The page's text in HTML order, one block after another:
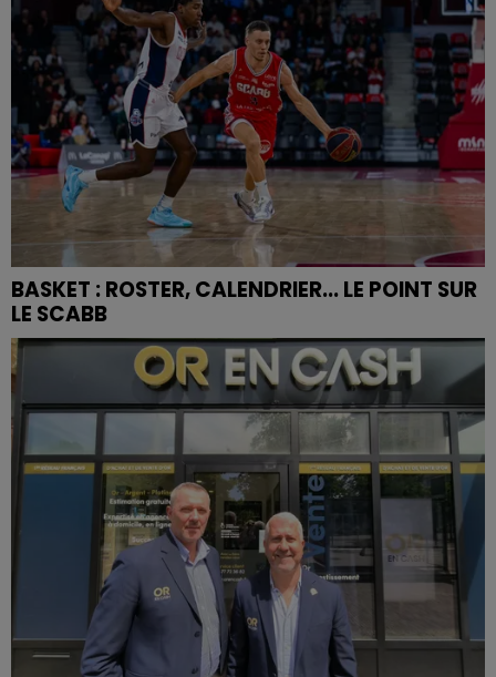
BASKET : ROSTER, CALENDRIER... LE POINT SUR
LE SCABB